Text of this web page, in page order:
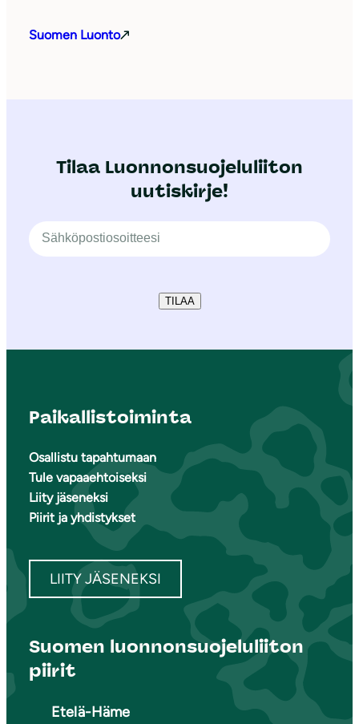
Suomen Luonto
Tilaa Luonnonsuojeluliiton
uutiskirje!
TILAA
Paikallistoiminta
Osallistu tapahtumaan
Tule vapaaehtoiseksi
Liity jäseneksi
Piirit ja yhdistykset
LIITY JÄSENEKSI
Suomen luonnonsuojeluliiton
piirit
Etelä-Häme